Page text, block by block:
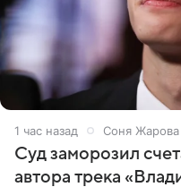
1 час назад Соня Жарова
Суд заморозил
автора трека